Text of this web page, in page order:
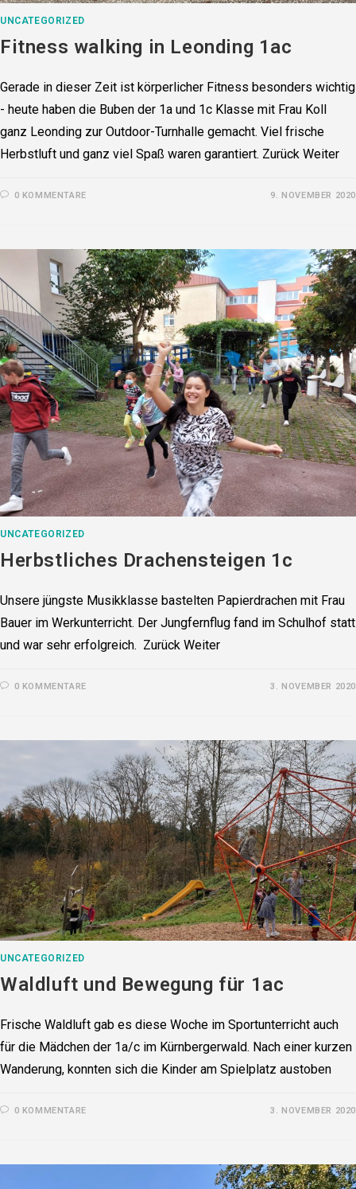
UNCATEGORIZED
Fitness walking in Leonding 1ac
Gerade in dieser Zeit ist körperlicher Fitness besonders wichtig
- heute haben die Buben der 1a und 1c Klasse mit Frau Koll
ganz Leonding zur Outdoor-Turnhalle gemacht. Viel frische
Herbstluft und ganz viel Spaß waren garantiert. Zurück Weiter
0 KOMMENTARE 9. NOVEMBER 2020
UNCATEGORIZED
Herbstliches Drachensteigen 1c
Unsere jüngste Musikklasse bastelten Papierdrachen mit Frau
Bauer im Werkunterricht. Der Jungfernflug fand im Schulhof statt
und war sehr erfolgreich. Zurück Weiter
0 KOMMENTARE 3. NOVEMBER 2020
UNCATEGORIZED
Waldluft und Bewegung für 1ac
Frische Waldluft gab es diese Woche im Sportunterricht auch
für die Mädchen der 1a/c im Kürnbergerwald. Nach einer kurzen
Wanderung, konnten sich die Kinder am Spielplatz austoben
0 KOMMENTARE 3. NOVEMBER 2020